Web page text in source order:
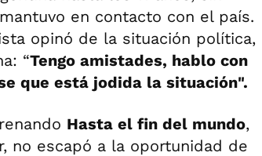
en contacto con el país.
opinó de la situación política,
“Tengo amistades, hablo con
que está jodida la situación".
Hasta el fin del mundo,
no escapó a la oportunidad de